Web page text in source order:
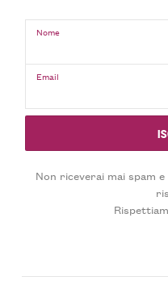
Nome
Email
Non riceverai mai spam